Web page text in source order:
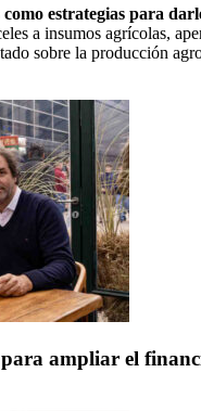
estrategias para
a insumos agrícolas,
sobre la producción
ampliar el